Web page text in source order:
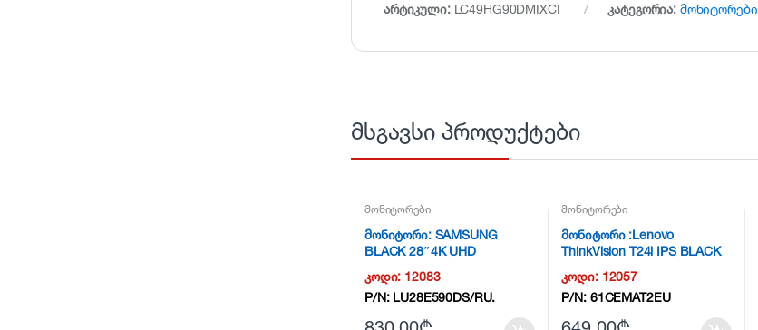
არტიკული: LC49HG90DMIXCI კატეგორია: მონიტორები
მსგავსი პროდუქტები
მონიტორები
მონიტორი: SAMSUNG
BLACK 28″4K UHD
კოდი: 12083
P/N: LU28E590DS/RU.
მონიტორები
მონიტორი :Lenovo
ThinkVision T24i IPS BLACK
კოდი: 12057
P/N: 61CEMAT2EU